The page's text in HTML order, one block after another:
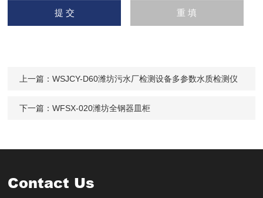
上一篇：WSJCY-D60潍坊污水厂检测设备多参数水质检测仪
下一篇：WFSX-020潍坊全钢器皿柜
Contact Us